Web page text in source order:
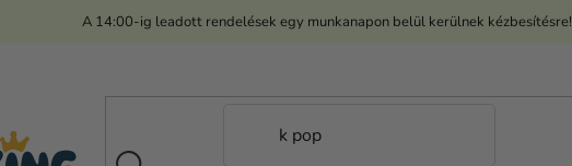
A 14:00-ig leadott rendelések egy munkanapon belül kerülnek kézbesítésre!